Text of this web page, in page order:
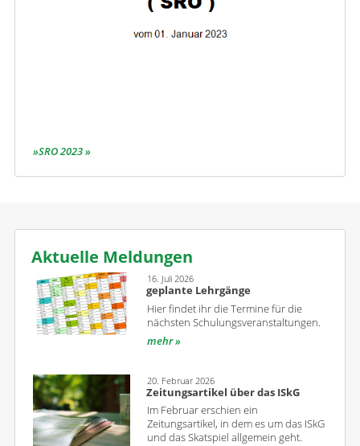
SRO 2023
Aktuelle Meldungen
16. Juli 2026
geplante Lehrgänge
Hier findet ihr die Termine für die
nächsten Schulungsveranstaltungen.
mehr
20. Februar 2026
Zeitungsartikel über das ISkG
Im Februar erschien ein
Zeitungsartikel, in dem es um das ISkG
und das Skatspiel allgemein geht.